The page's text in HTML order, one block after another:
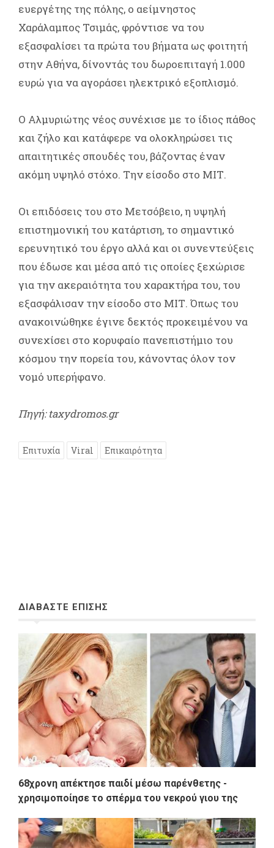
ευεργέτης της πόλης, ο αείμνηστος
Χαράλαμπος Τσιμάς, φρόντισε να του
εξασφαλίσει τα πρώτα του βήματα ως φοιτητή
στην Αθήνα, δίνοντάς του δωροεπιταγή 1.000
ευρώ για να αγοράσει ηλεκτρικό εξοπλισμό.
Ο Αλμυριώτης νέος συνέχισε με το ίδιος πάθος
και ζήλο και κατάφερε να ολοκληρώσει τις
απαιτητικές σπουδές του, βάζοντας έναν
ακόμη υψηλό στόχο. Την είσοδο στο ΜΙΤ.
Οι επιδόσεις του στο Μετσόβειο, η υψηλή
επιστημονική του κατάρτιση, το σημαντικό
ερευνητικό του έργο αλλά και οι συνεντεύξεις
που έδωσε και μέσα από τις οποίες ξεχώρισε
για την ακεραιότητα του χαρακτήρα του, του
εξασφάλισαν την είσοδο στο ΜΙΤ. Όπως του
ανακοινώθηκε έγινε δεκτός προκειμένου να
συνεχίσει στο κορυφαίο πανεπιστήμιο του
κόσμου την πορεία του, κάνοντας όλον τον
νομό υπερήφανο.
Πηγή: taxydromos.gr
Επιτυχία Viral Επικαιρότητα
ΔΙΑΒΑΣΤΕ ΕΠΙΣΗΣ
68χρονη απέκτησε παιδί μέσω παρένθετης -
χρησιμοποίησε το σπέρμα του νεκρού γιου της